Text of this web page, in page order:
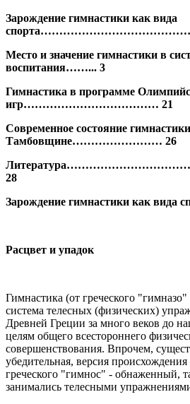
Зарождение гимнастики как вида
Место и значение гимнастики в
воспитания……... 3
Гимнастика в программе
игр……………………………… 21
Современное состояние
Тамбовщине…………………… 26
28
Зарождение гимнастики как вида
Расцвет и упадок
Гимнастика (от греческого
система телесных (физических)
Древней Греции за много веков до
целям общего всестороннего
совершенствования. Впрочем,
убедительная, версия происхождения
греческого "гимнос" - обнаженный,
занимались телесными